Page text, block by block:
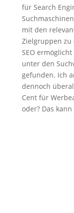
für Search
mit den
Zielgruppen zu
SEO
unter den
gefunden. Ich
dennoch
Cent für
oder? Das